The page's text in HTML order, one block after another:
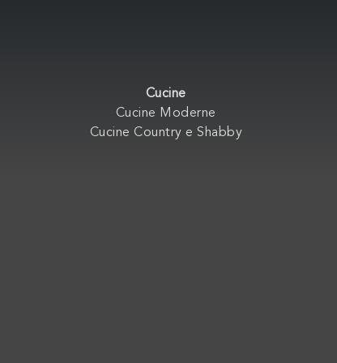
Cucine
Cucine Moderne
Cucine Country e Shabby